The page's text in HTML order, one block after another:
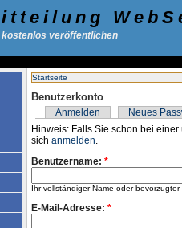
veröffentlichen
Startseite
Benutzerkonto
Anmelden Neues
Hinweis: Falls Sie schon bei
sich anmelden
Benutzername: *
Ihr vollständiger Name oder
E-Mail-Adresse: *